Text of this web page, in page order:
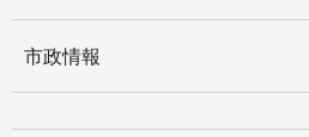
市政情報